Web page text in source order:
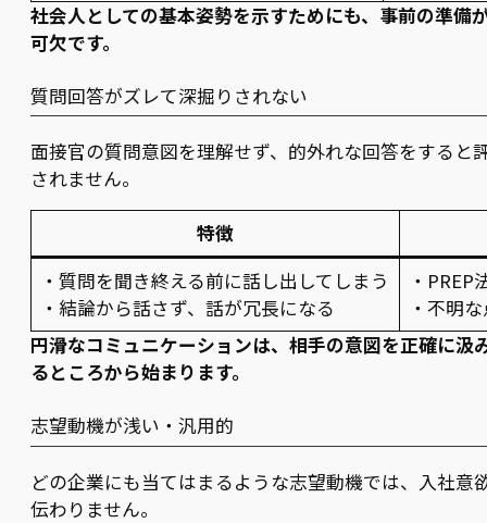
社会人としての基本姿勢を示すためにも、事前の準備
可欠です。
質問回答がズレて深掘りされない
面接官の質問意図を理解せず、的外れな回答をすると
されません。
特徴
・質問を聞き終える前に話し出してしまう
・結論から話さず、話が冗長になる
・
・不明
円滑なコミュニケーションは、相手の意図を正確に汲
るところから始まります。
志望動機が浅い・汎用的
どの企業にも当てはまるような志望動機では、入社意
伝わりません。